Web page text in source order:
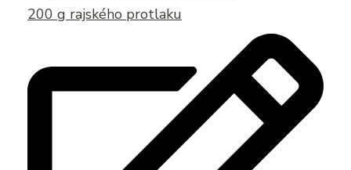
200 g rajského protlaku